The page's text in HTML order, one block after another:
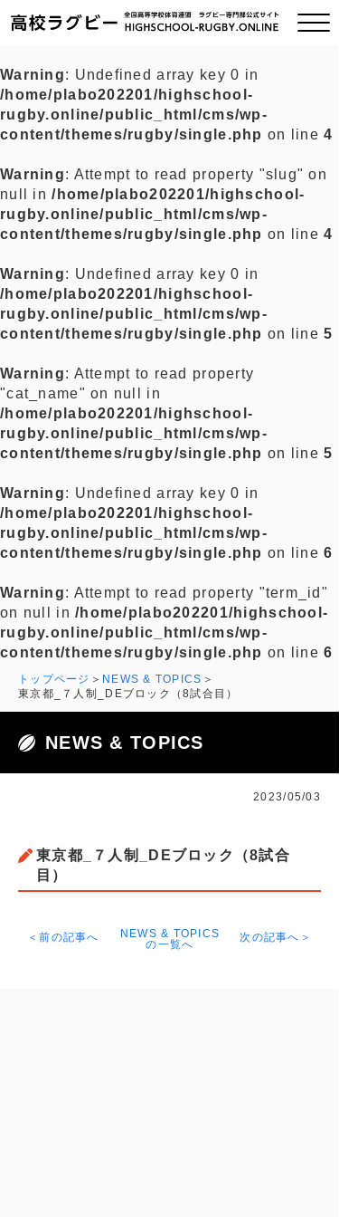
ご挨拶
全国チーム紹介
プライバシーポリシー
お問い合わせ
Warning: Undefined array key 0 in
/home/plabo202201/highschool-
rugby.online/public_html/cms/wp-
content/themes/rugby/single.php on line4
Warning: Attempt to read property "slug" on
null in/home/plabo202201/highschool-
rugby.online/public_html/cms/wp-
content/themes/rugby/single.php on line4
Warning: Undefined array key 0 in
/home/plabo202201/highschool-
rugby.online/public_html/cms/wp-
content/themes/rugby/single.php on line5
Warning: Attempt to read property
"cat_name" on null in
/home/plabo202201/highschool-
rugby.online/public_html/cms/wp-
content/themes/rugby/single.php on line5
Warning: Undefined array key 0 in
/home/plabo202201/highschool-
rugby.online/public_html/cms/wp-
content/themes/rugby/single.php on line6
Warning: Attempt to read property "term_id"
on null in/home/plabo202201/highschool-
rugby.online/public_html/cms/wp-
content/themes/rugby/single.php on line6
トップページ
NEWS & TOPICS
東京都_７人制_DEブロック（8試合目）
NEWS & TOPICS
2023/05/03
東京都_７人制_DEブロック（8試合
目）
＜前の記事へ
NEWS & TOPICS
の一覧へ
次の記事へ＞